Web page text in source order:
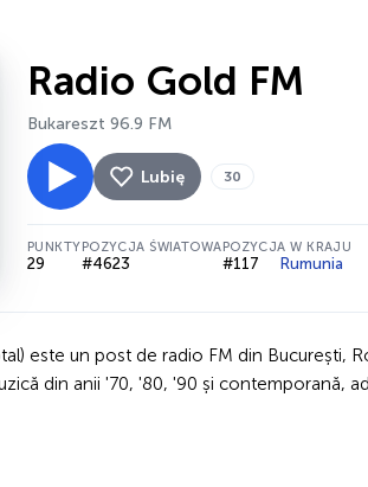
Radio Gold FM
Bukareszt 96.9 FM
Lubię 30
PUNKTY
29
POZYCJA ŚWIATOWA
#4623
POZYCJA W KRAJU
#117 Rumunia
este un post de radio FM din București,
din anii '70, '80, '90 și contemporană,